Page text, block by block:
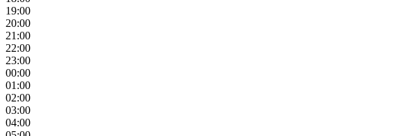
19:00
20:00
21:00
22:00
23:00
00:00
01:00
02:00
03:00
04:00